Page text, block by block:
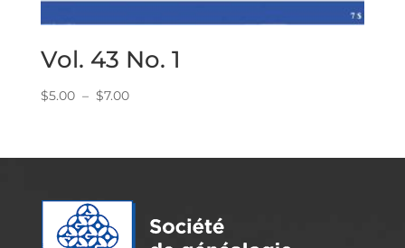
Vol. 43 No. 1
$5.00 – $7.00Plage
$5.00
$7.00